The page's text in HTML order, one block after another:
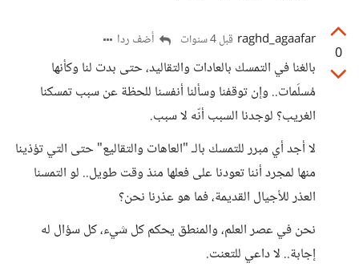
0
raghd_agaafar قبل 4 سنوات أضف ردا
بالغنا في التمسك بالعادات والتقاليد، حتى بدت لنا وكأنها
مُسلَمات.. وإن توقفنا وسألنا أنفسنا للحظة عن سبب تمسكنا
الغريب؟ لوجدنا السبب أنّه لا سبب.
لا أجد أي مبرر للتمسك بالـ "العاهات والتقاليع" حتى التي تؤذينا
منها لمجرد أننا تعودنا على فعلها منذ وقت طويل.. لو التمسنا
العذر للأجيال القديمة، فما هو عذرنا نحن؟
نحن في عصر العلم، والمنطق يحكم كل شيء، كل سؤال له
إجابة.. لا داعي للتعنت.